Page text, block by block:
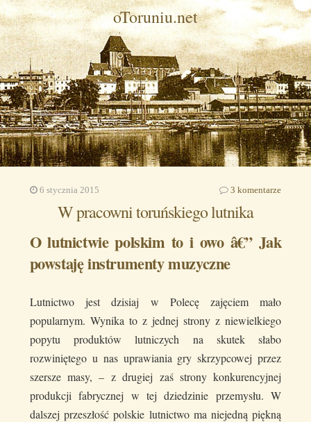
oToruniu.net
6 stycznia 2015 3 komentarze
W pracowni toruńskiego lutnika
O lutnictwie polskim to i owo â€” Jak
powstaję instrumenty muzyczne
Lutnictwo jest dzisiaj w Polecę zajęciem mało
popularnym. Wynika to z jednej strony z niewielkiego
popytu produktów lutniczych na skutek słabo
rozwiniętego u nas uprawiania gry skrzypcowej przez
szersze masy, – z drugiej zaś strony konkurencyjnej
produkcji fabrycznej w tej dziedzinie przemysłu. W
dalszej przeszłość polskie lutnictwo ma niejedną piękną